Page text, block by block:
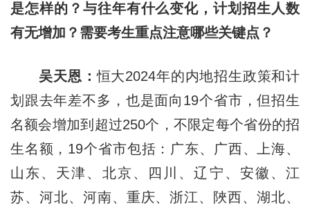
是怎样的？与往年有什么变化，计划招生人数
有无增加？需要考生重点注意哪些关键点？
吴天恩：恒大2024年的内地招生政策和计
划跟去年差不多，也是面向19个省市，但招生
名额会增加到超过250个，不限定每个省份的招
生名额，19个省市包括：广东、广西、上海、
山东、天津、北京、四川、辽宁、安徽、江
苏、河北、河南、重庆、浙江、陜西、湖北、